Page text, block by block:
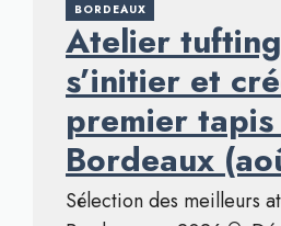
BORDEAUX
Atelier
s’initier et
premier tapis
Bordeaux
Sélection des meilleurs